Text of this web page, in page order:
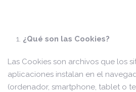
¿Qué son las Cookies?
Las Cookies son archivos que los
aplicaciones instalan en el
(ordenador, smartphone, tablet o